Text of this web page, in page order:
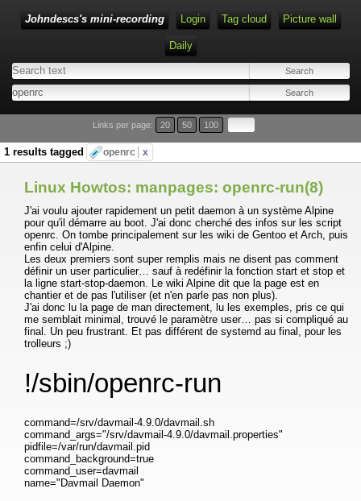
Johndescs's mini-recording Login Tag cloud Picture wall
Daily
Type 1 or more characters for results.
Links per page: 20 50 100
1 results tagged openrc x
Linux Howtos: manpages: openrc-run(8)
J'ai voulu ajouter rapidement un petit daemon à un système Alpine
pour qu'il démarre au boot. J'ai donc cherché des infos sur les script
openrc. On tombe principalement sur les wiki de Gentoo et Arch, puis
enfin celui d'Alpine.
Les deux premiers sont super remplis mais ne disent pas comment
définir un user particulier… sauf à redéfinir la fonction start et stop et
la ligne start-stop-daemon. Le wiki Alpine dit que la page est en
chantier et de pas l'utiliser (et n'en parle pas non plus).
J'ai donc lu la page de man directement, lu les exemples, pris ce qui
me semblait minimal, trouvé le paramètre user… pas si compliqué au
final. Un peu frustrant. Et pas différent de systemd au final, pour les
trolleurs ;)
!/sbin/openrc-run
command=/srv/davmail-4.9.0/davmail.sh
command_args="/srv/davmail-4.9.0/davmail.properties"
pidfile=/var/run/davmail.pid
command_background=true
command_user=davmail
name="Davmail Daemon"